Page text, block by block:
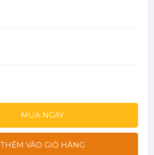
MUA NGAY
THÊM VÀO GIỎ HÀNG